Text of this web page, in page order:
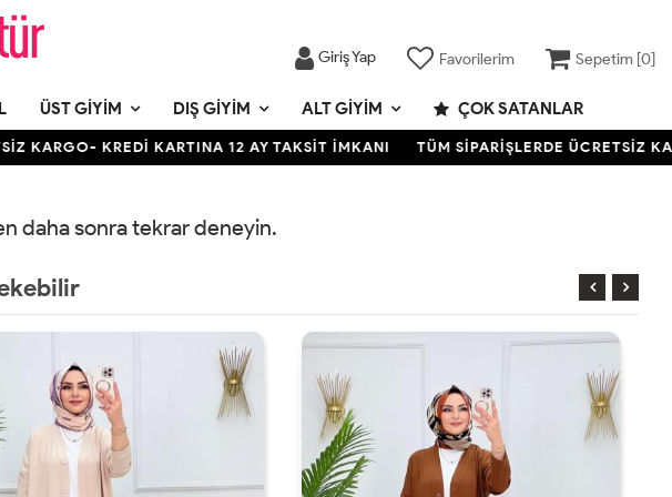
Giriş Yap Favorilerim Sepetim [0]
ÜST GIYIM DIŞ GIYIM ALT GIYIM ÇOK SATANLAR
KARGO- KREDİ KARTINA 12 AY TAKSİT İMKANI TÜM SİPARİŞLERDE ÜCRETSİZ
daha sonra tekrar deneyin.